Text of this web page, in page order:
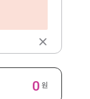
0 원